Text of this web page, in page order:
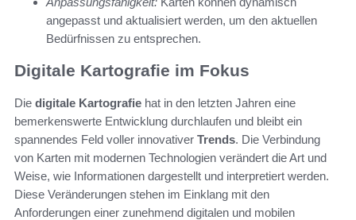
angepasst und aktualisiert werden, um den aktuellen
Bedürfnissen zu entsprechen.
Digitale Kartografie im Fokus
Die digitale Kartografie hat in den letzten Jahren eine
bemerkenswerte Entwicklung durchlaufen und bleibt ein
spannendes Feld voller innovativer Trends. Die Verbindung
von Karten mit modernen Technologien verändert die Art und
Weise, wie Informationen dargestellt und interpretiert werden.
Diese Veränderungen stehen im Einklang mit den
Anforderungen einer zunehmend digitalen und mobilen